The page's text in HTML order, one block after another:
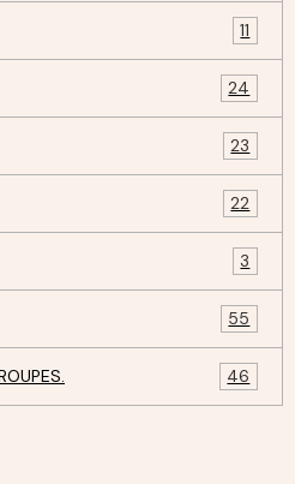
11
24
23
22
3
55
46